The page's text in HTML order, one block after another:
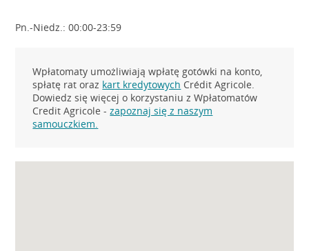
Pn.-Niedz.: 00:00-23:59
Wpłatomaty umożliwiają wpłatę gotówki na konto,
spłatę rat oraz kart kredytowych Crédit Agricole.
Dowiedz się więcej o korzystaniu z Wpłatomatów
Credit Agricole -zapoznaj się z naszym
samouczkiem.